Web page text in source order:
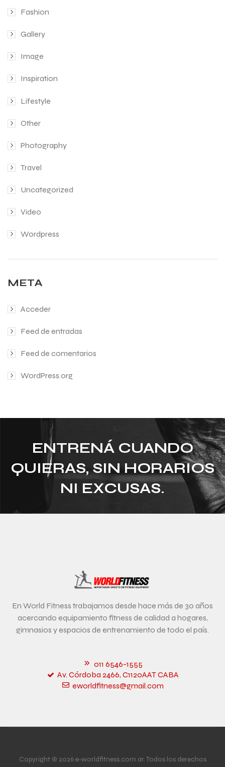
Fashion
Gallery
Image
Inspiration
Lifestyle
Other
Photography
Travel
Uncategorized
Video
Wordpress
META
Acceder
Feed de entradas
Feed de comentarios
WordPress.org
ENTRENÁ CUANDO
QUIERAS, SIN HORARIOS
NI EXCUSAS.
En World Fitness trabajamos desde hace más de 30 años
acercando equipamiento fitness de calidad a hogares,
gimnasios y espacios de entrenamiento de todo el país.
011 6546-1555
Av. Córdoba 2466, C1120AAT CABA
eworldfitness@gmail.com
Copyright © 2026 e-worldfitness.com.ar. Todos los derechos